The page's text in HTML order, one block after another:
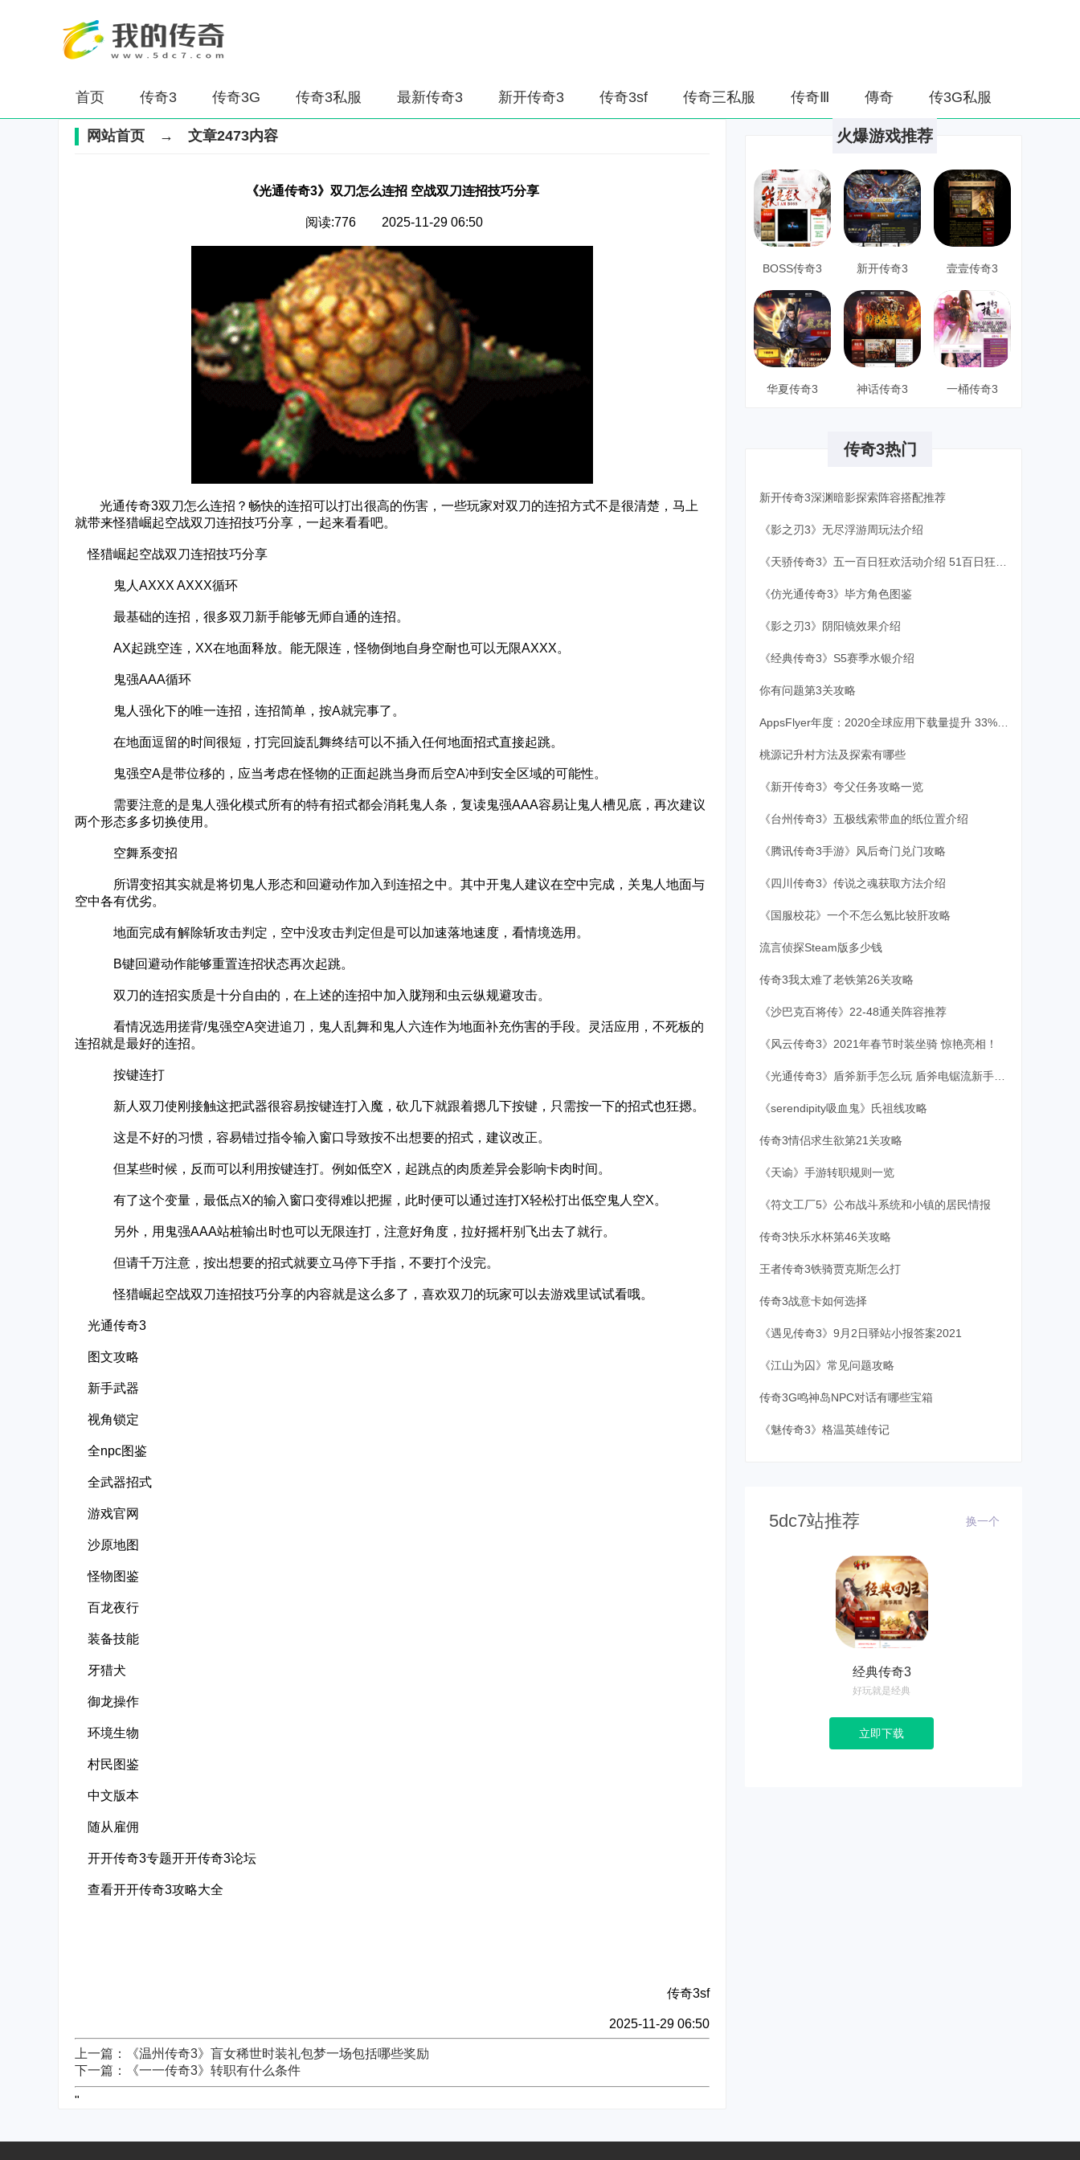
首页 传奇3 传奇3G 传奇3私服 最新传奇3 新开传奇3 传奇3sf 传奇三私服 传奇Ⅲ 傳奇 传3G私服
网站首页 → 文章2473内容
《光通传奇3》双刀怎么连招 空战双刀连招技巧分享
阅读:776 2025-11-29 06:50
‌‍光通传奇3双刀怎么连招？畅快的连招可以打出很高的伤害，一些玩家对双刀的连招方式不是很清楚，马上
就带来怪猎崛起空战双刀连招技巧分享，一起来看看吧。
怪猎崛起空战双刀连招技巧分享
鬼人AXXX AXXX循环
最基础的连招，很多双刀新手能够无师自通的连招。
AX起跳空连，XX在地面释放。能无限连，怪物倒地自身空耐也可以无限AXXX。
鬼强AAA循环
鬼人强化下的唯一连招，连招简单，按A就完事了。
在地面逗留的时间很短，打完回旋乱舞终结可以不插入任何地面招式直接起跳。
鬼强空A是带位移的，应当考虑在怪物的正面起跳当身而后空A冲到安全区域的可能性。
需要注意的是鬼人强化模式所有的特有招式都会消耗鬼人条，复读鬼强AAA容易让鬼人槽见底，再次建议
两个形态多多切换使用。
空舞系变招
所谓变招其实就是将切鬼人形态和回避动作加入到连招之中。其中开鬼人建议在空中完成，关鬼人地面与
空中各有优劣。
地面完成有解除斩攻击判定，空中没攻击判定但是可以加速落地速度，看情境选用。
B键回避动作能够重置连招状态再次起跳。
双刀的连招实质是十分自由的，在上述的连招中加入胧翔和虫云纵规避攻击。
看情况选用搓背/鬼强空A突进追刀，鬼人乱舞和鬼人六连作为地面补充伤害的手段。灵活应用，不死板的
连招就是最好的连招。
按键连打
新人双刀使刚接触这把武器很容易按键连打入魔，砍几下就跟着摁几下按键，只需按一下的招式也狂摁。
这是不好的习惯，容易错过指令输入窗口导致按不出想要的招式，建议改正。
但某些时候，反而可以利用按键连打。例如低空X，起跳点的肉质差异会影响卡肉时间。
有了这个变量，最低点X的输入窗口变得难以把握，此时便可以通过连打X轻松打出低空鬼人空X。
另外，用鬼强AAA站桩输出时也可以无限连打，注意好角度，拉好摇杆别飞出去了就行。
但请千万注意，按出想要的招式就要立马停下手指，不要打个没完。
怪猎崛起空战双刀连招技巧分享的内容就是这么多了，喜欢双刀的玩家可以去游戏里试试看哦。
光通传奇3
图文攻略
新手武器
视角锁定
全npc图鉴
全武器招式
游戏官网
沙原地图
怪物图鉴
百龙夜行
装备技能
牙猎犬
御龙操作
环境生物
村民图鉴
中文版本
随从雇佣
开开传奇3专题开开传奇3论坛
查看开开传奇3攻略大全
传奇3sf
2025-11-29 06:50
上一篇：《温州传奇3》盲女稀世时装礼包梦一场包括哪些奖励
下一篇：《一一传奇3》转职有什么条件
"
火爆游戏推荐
BOSS传奇3 新开传奇3 壹壹传奇3
华夏传奇3 神话传奇3 一桶传奇3
传奇3热门
新开传奇3深渊暗影探索阵容搭配推荐
《影之刃3》无尽浮游周玩法介绍
《仿光通传奇3》毕方角色图鉴
《影之刃3》阴阳镜效果介绍
《经典传奇3》S5赛季水银介绍
你有问题第3关攻略
AppsFlyer年度：2020全球应用下载量提升 33%，营销成本增长30%
桃源记升村方法及探索有哪些
《新开传奇3》夸父任务攻略一览
《台州传奇3》五极线索带血的纸位置介绍
《腾讯传奇3手游》风后奇门兑门攻略
《四川传奇3》传说之魂获取方法介绍
《国服校花》一个不怎么氪比较肝攻略
流言侦探Steam版多少钱
传奇3我太难了老铁第26关攻略
《沙巴克百将传》22-48通关阵容推荐
《风云传奇3》2021年春节时装坐骑 惊艳亮相！
《光通传奇3》盾斧新手怎么玩 盾斧电锯流新手配装分享
《serendipity吸血鬼》氏祖线攻略
传奇3情侣求生欲第21关攻略
《天谕》手游转职规则一览
《符文工厂5》公布战斗系统和小镇的居民情报
传奇3快乐水杯第46关攻略
王者传奇3铁骑贾克斯怎么打
传奇3战意卡如何选择
《遇见传奇3》9月2日驿站小报答案2021
《江山为囚》常见问题攻略
传奇3G鸣神岛NPC对话有哪些宝箱
《魅传奇3》格温英雄传记
5dc7站推荐 换一个
经典传奇3
好玩就是经典
立即下载